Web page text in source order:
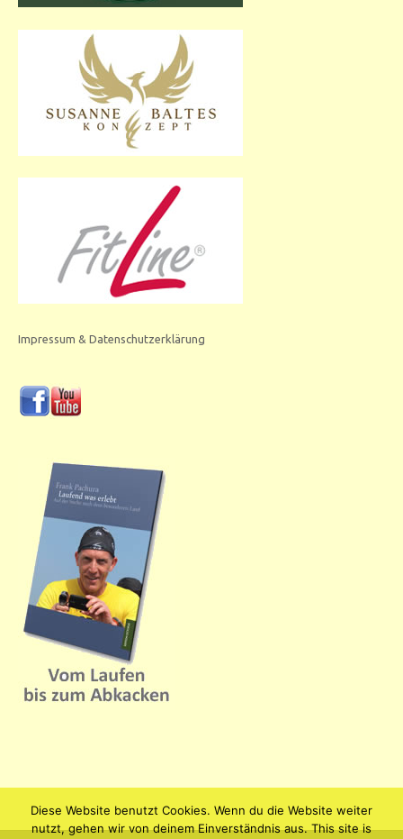
Impressum & Datenschutzerklärung
Diese Website benutzt Cookies. Wenn du die Website weiter
nutzt, gehen wir von deinem Einverständnis aus. This site is